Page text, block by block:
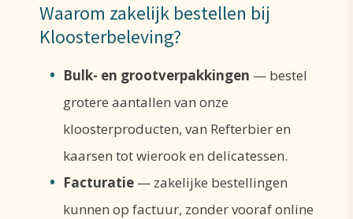
Waarom zakelijk bestellen bij
Kloosterbeleving?
Bulk- en grootverpakkingen — bestel
grotere aantallen van onze
kloosterproducten, van Refterbier en
kaarsen tot wierook en delicatessen.
Facturatie — zakelijke bestellingen
kunnen op factuur, zonder vooraf online